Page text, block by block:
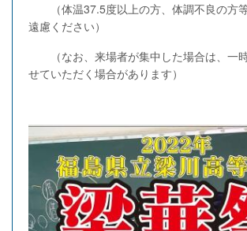
（体温37.5度以上の方、体調不良の方
遠慮ください）
（なお、来場者が集中した場合は、一
せていただく場合があります）